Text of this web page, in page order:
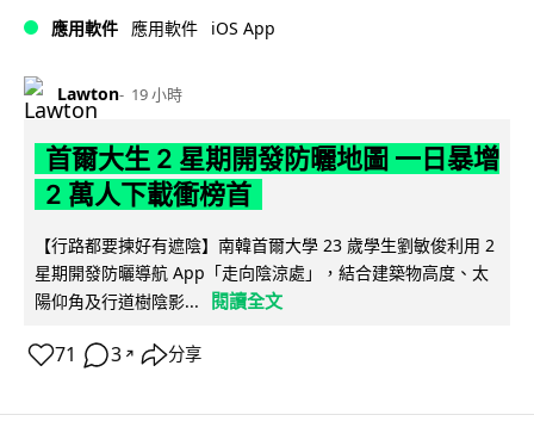
應用軟件 應用軟件 iOS App
Lawton 19 小時
首爾大生 2 星期開發防曬地圖 一日暴增
2 萬人下載衝榜首
【行路都要揀好有遮陰】南韓首爾大學 23 歲學生劉敏俊利用 2
星期開發防曬導航 App「走向陰涼處」，結合建築物高度、太
陽仰角及行道樹陰影...
閱讀全文
71 3 ↗ 分享